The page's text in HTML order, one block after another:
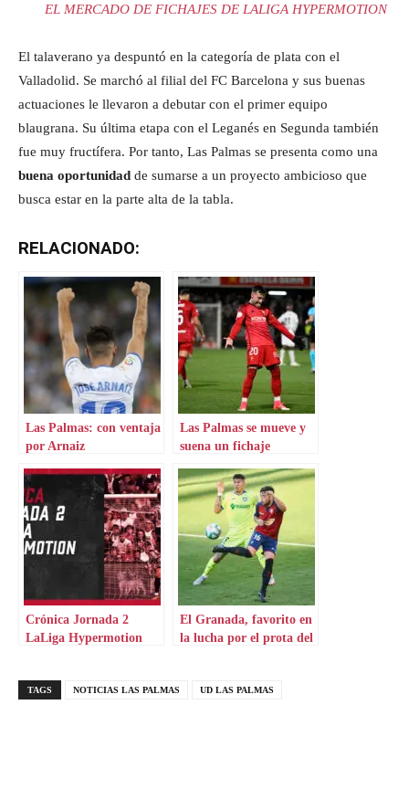
EL MERCADO DE FICHAJES DE LALIGA HYPERMOTION
El talaverano ya despuntó en la categoría de plata con el
Valladolid. Se marchó al filial del FC Barcelona y sus buenas
actuaciones le llevaron a debutar con el primer equipo
blaugrana. Su última etapa con el Leganés en Segunda también
fue muy fructífera. Por tanto, Las Palmas se presenta como una
buena oportunidad de sumarse a un proyecto ambicioso que
busca estar en la parte alta de la tabla.
RELACIONADO:
Las Palmas: con ventaja
por Arnaiz
Las Palmas se mueve y
suena un fichaje
Crónica Jornada 2
LaLiga Hypermotion
El Granada, favorito en
la lucha por el prota del
TAGS NOTICIAS LAS PALMAS UD LAS PALMAS